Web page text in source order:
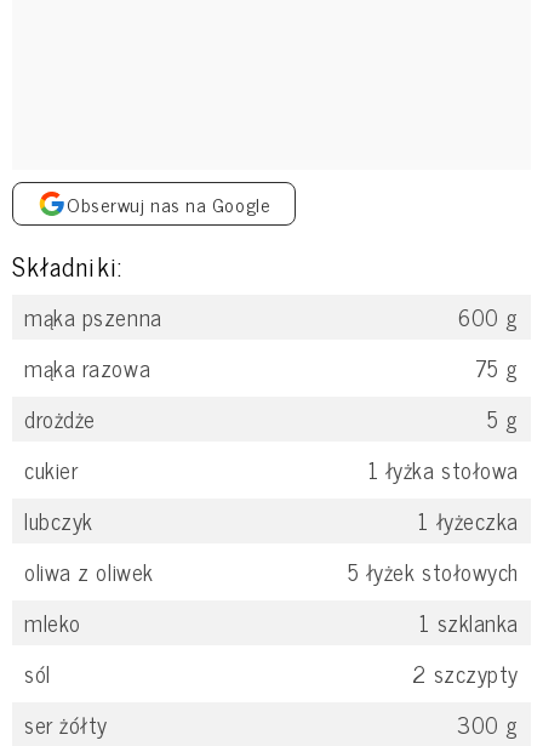
Obserwuj nas na Google
Składniki:
mąka pszenna 600 g
mąka razowa
75 g
drożdże
5 g
cukier
1 łyżka stołowa
lubczyk
1 łyżeczka
oliwa z oliwek
5 łyżek stołowych
mleko
1 szklanka
sól
2 szczypty
ser żółty
300 g